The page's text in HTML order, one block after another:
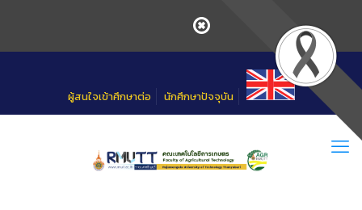
ผู้สนใจเข้าศึกษาต่อ นักศึกษาปัจจุบัน